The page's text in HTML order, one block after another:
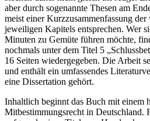
aber durch sogenannte Thesen am
meist einer Kurzzusammenfassung
jeweiligen Kapitels entsprechen. Wer
Minuten zu Gemüte führen möchte,
nochmals unter dem Titel 5
16 Seiten wiedergegeben. Die Arbeit
und enthält ein umfassendes
eine Dissertation gehört.
Inhaltlich beginnt das Buch mit einem
Mitbestimmungsrecht in Deutschland.